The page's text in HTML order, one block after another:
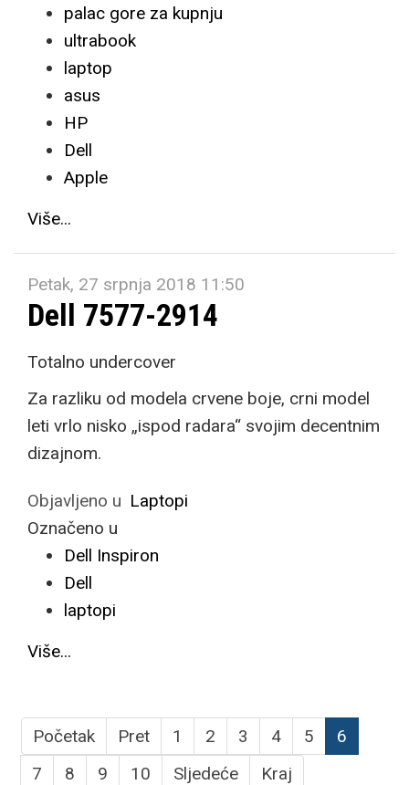
palac gore za kupnju
ultrabook
laptop
asus
HP
Dell
Apple
Više...
Petak, 27 srpnja 2018 11:50
Dell 7577-2914
Totalno undercover
Za razliku od modela crvene boje, crni model
leti vrlo nisko „ispod radara“ svojim decentnim
dizajnom.
Objavljeno u Laptopi
Označeno u
Dell Inspiron
Dell
laptopi
Više...
Početak Pret 1 2 3 4 5
6
7
8 9 10 Sljedeće Kraj